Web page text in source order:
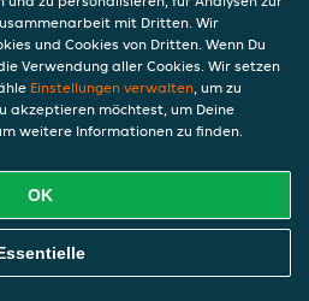
Spezial
Krabben und
Essen Bestellen
mit Dritten. Wir
und Cookies von Dritten. Wenn Du
Verwendung aller Cookies. Wir setzen
Einstellungen verwalten, um zu
akzeptieren möchtest, um Deine
weitere Informationen zu finden.
OK